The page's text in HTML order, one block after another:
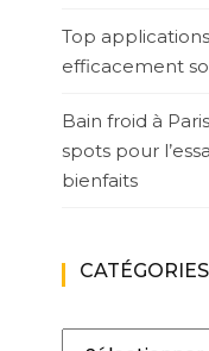
Top
efficacement
Bain froid à
spots pour
bienfaits
CATÉGORIES
Catégories